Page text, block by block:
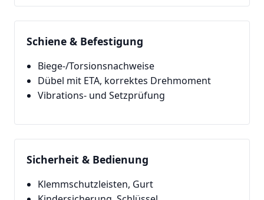
Schiene & Befestigung
Biege-/Torsionsnachweise
Dübel mit ETA, korrektes Drehmoment
Vibrations- und Setzprüfung
Sicherheit & Bedienung
Klemmschutzleisten, Gurt